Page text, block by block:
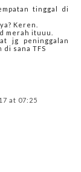
tinggal di
Keren.
merah ituuu.
jg peninggalan
di sana TFS
at 07:25